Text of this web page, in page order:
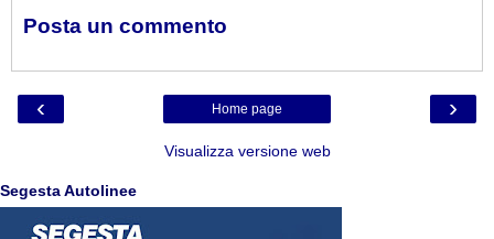
Posta un commento
‹ ›
Home page
Visualizza versione web
Segesta Autolinee